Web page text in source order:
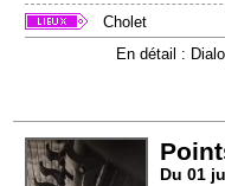
Cholet
En détail :
Du 01